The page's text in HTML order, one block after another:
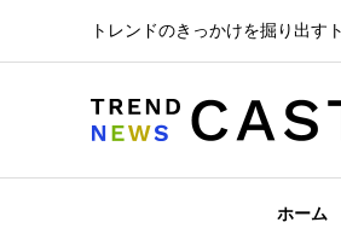
トレンドのきっかけを掘り出す
ホーム